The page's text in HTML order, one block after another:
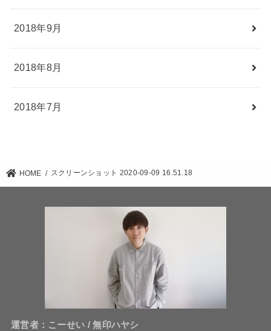
2018年9月
2018年8月
2018年7月
HOME スクリーンショット 2020-09-09 16.51.18
運営者：こーせい / 無印ハヤシ